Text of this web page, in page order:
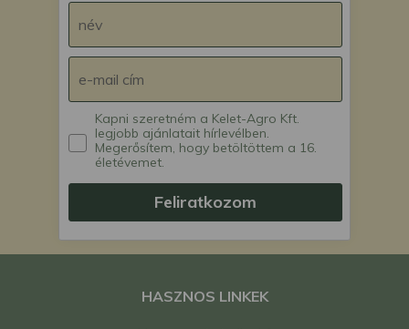
Kapni szeretném a Kelet-Agro Kft.
legjobb ajánlatait hírlevélben.
Megerősítem, hogy betöltöttem a 16.
életévemet.
Feliratkozom
HASZNOS LINKEK